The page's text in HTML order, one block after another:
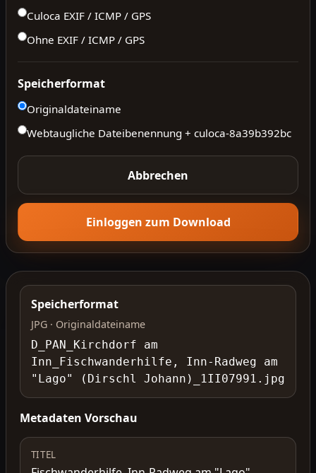
Culoca EXIF / ICMP / GPS
Ohne EXIF / ICMP / GPS
Speicherformat
Originaldateiname
Webtaugliche Dateibenennung + culoca-8a39b392bc
Abbrechen
Einloggen zum Download
Speicherformat
JPG · Originaldateiname
D_PAN_Kirchdorf am
Inn_Fischwanderhilfe, Inn-Radweg am
"Lago" (Dirschl Johann)_1II07991.jpg
Metadaten Vorschau
TITEL